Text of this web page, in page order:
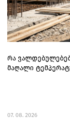
რა
მაღალი
07. 08. 2026